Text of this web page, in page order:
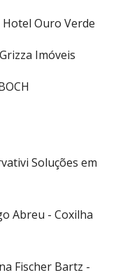
Ouro Verde
Imóveis
Soluções em
Abreu - Coxilha
Fischer Bartz -